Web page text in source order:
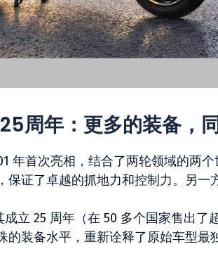
周年：更多的装备，
年首次亮相，结合了两轮领域的两
保证了卓越的抓地力和控制力。另
立 25 周年（在 50 多个国家售出了
的装备水平，重新诠释了原始车型